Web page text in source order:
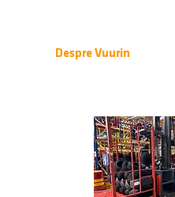
Despre Vuurin